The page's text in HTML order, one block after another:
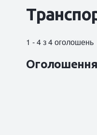
1 - 4 з 4 оголошень
Оголошення